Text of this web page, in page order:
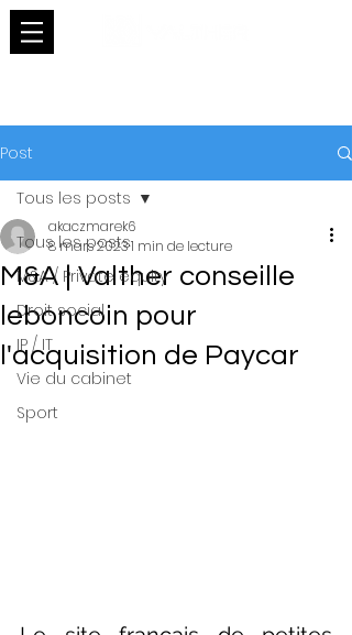
Post
Tous les posts
M&A / Private equity
Droit social
IP / IT
Vie du cabinet
Sport
Tous les posts
M&A | Valther conseille
leboncoin pour
l'acquisition de Paycar
akaczmarek6
8 mars 20231 min de lecture